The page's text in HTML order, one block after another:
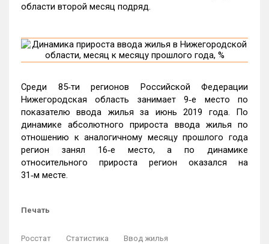
области второй месяц подряд.
Среди 85‑ти регионов Российской Федерации
Нижегородская область занимает 9‑е место по
показателю ввода жилья за июнь 2019 года. По
динамике абсолютного прироста ввода жилья по
отношению к аналогичному месяцу прошлого года
регион занял 16‑е место, а по динамике
относительного прироста регион оказался на
31‑м месте.
Печать
Росстат Статистика Ввод жилья